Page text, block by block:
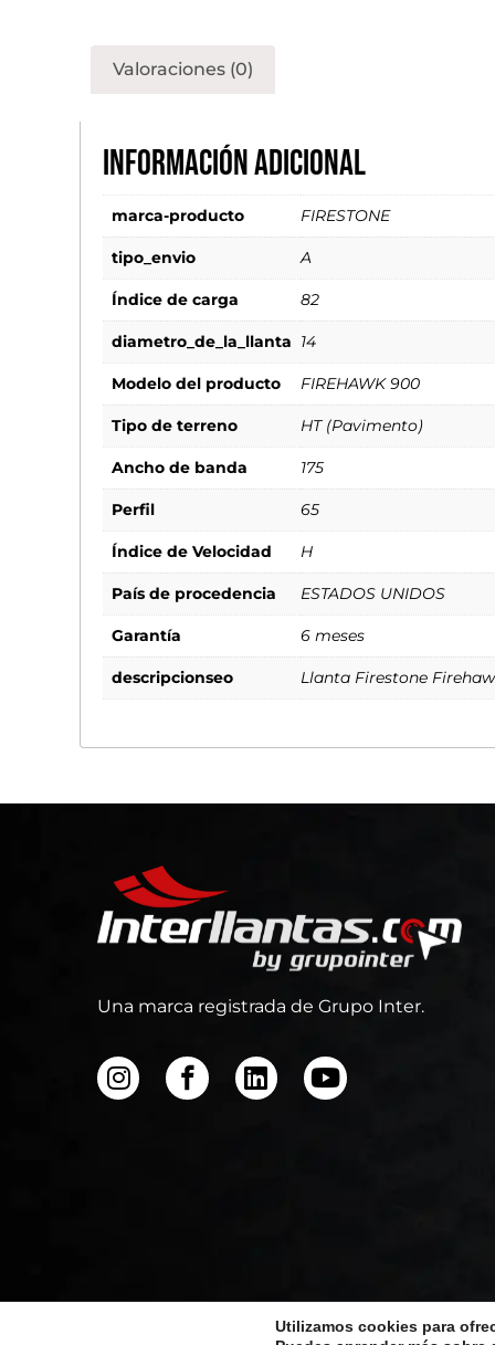
Valoraciones (0)
Información adicional
marca-producto FIRESTONE
tipo_envio A
Índice de carga 82
diametro_de_la_llanta 14
Modelo del producto FIREHAWK 900
Tipo de terreno HT (Pavimento)
Ancho de banda 175
Perfil 65
Índice de Velocidad H
País de procedencia ESTADOS UNIDOS
Garantía 6 meses
descripcionseo Llanta Firestone
Una marca registrada de Grupo Inter.
Utilizamos cookies para